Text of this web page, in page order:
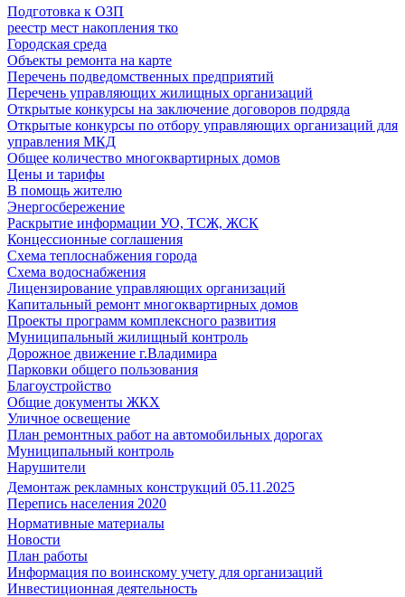
Подготовка к ОЗП
реестр мест накопления тко
Городская среда
Объекты ремонта на карте
Перечень подведомственных предприятий
Перечень управляющих жилищных организаций
Открытые конкурсы на заключение договоров подряда
Открытые конкурсы по отбору управляющих организаций для
управления МКД
Общее количество многоквартирных домов
Цены и тарифы
В помощь жителю
Энергосбережение
Раскрытие информации УО, ТСЖ, ЖСК
Концессионные соглашения
Схема теплоснабжения города
Схема водоснабжения
Лицензирование управляющих организаций
Капитальный ремонт многоквартирных домов
Проекты программ комплексного развития
Муниципальный жилищный контроль
Дорожное движение г.Владимира
Парковки общего пользования
Благоустройство
Общие документы ЖКХ
Уличное освещение
План ремонтных работ на автомобильных дорогах
Муниципальный контроль
Нарушители
Демонтаж рекламных конструкций 05.11.2025
Перепись населения 2020
Нормативные материалы
Новости
План работы
Информация по воинскому учету для организаций
Инвестиционная деятельность